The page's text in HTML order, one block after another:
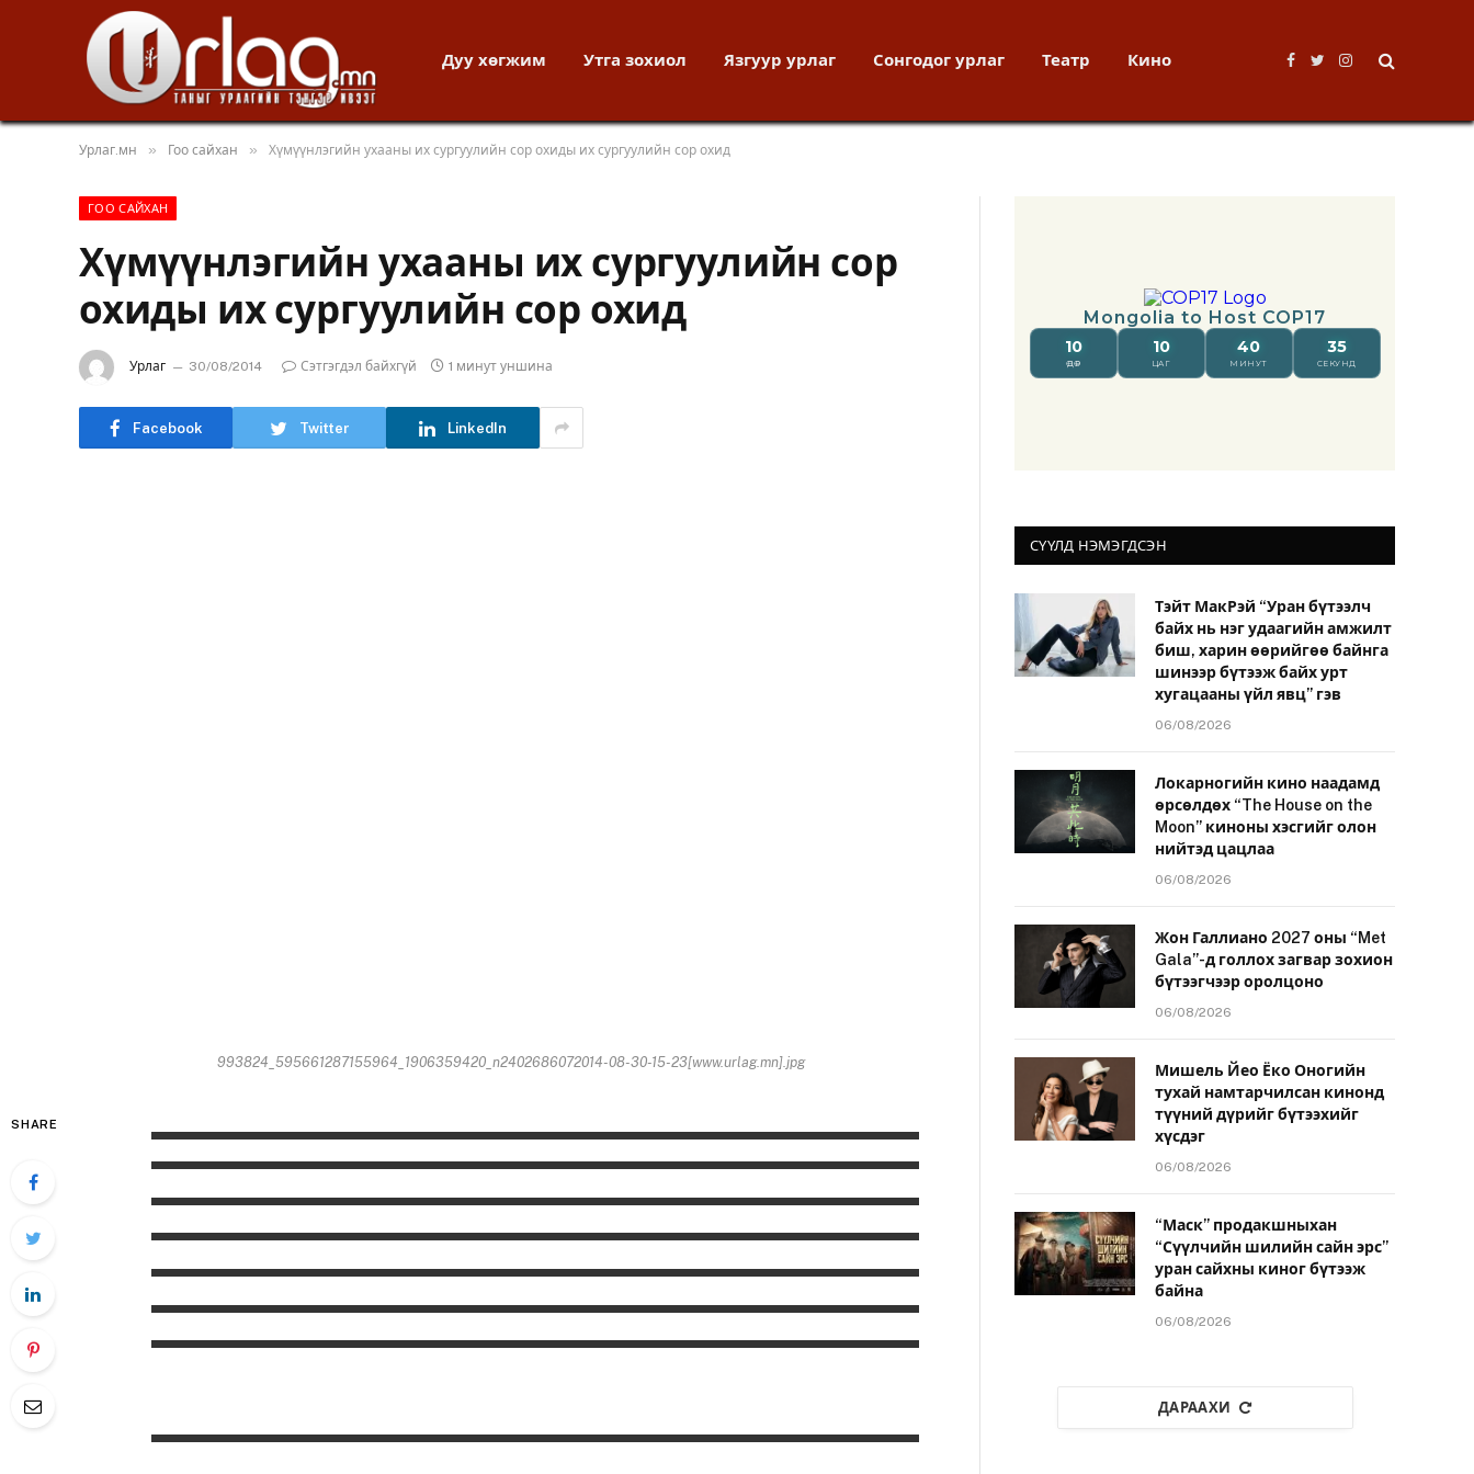
Дуу хөгжим Утга зохиол Язгуур урлаг Сонгодог урлаг Театр Кино
Facebook
TwitterInstagram
Урлаг.мн » Гоо сайхан » Хүмүүнлэгийн ухааны их сургуулийн сор охиды их сургуулийн сор охид
ГОО САЙХАН
Хүмүүнлэгийн ухааны их сургуулийн сор
охиды их сургуулийн сор охид
Урлаг 30/08/2014 Сэтгэгдэл байхгүй 1 минут уншина
Facebook Twitter LinkedIn
993824_595661287155964_1906359420_n2402686072014-08-30-15-23[www.urlag.mn].jpg
SHARE
СҮҮЛД НЭМЭГДСЭН
Тэйт МакРэй “Уран бүтээлч
байх нь нэг удаагийн амжилт
биш, харин өөрийгөө байнга
шинээр бүтээж байх урт
хугацааны үйл явц” гэв
06/08/2026
Локарногийн кино наадамд
өрсөлдөх “The House on the
Moon” киноны хэсгийг олон
нийтэд цацлаа
06/08/2026
Жон Галлиано 2027 оны “Met
Gala”-д голлох загвар зохион
бүтээгчээр оролцоно
06/08/2026
Мишель Йео Ёко Оногийн
тухай намтарчилсан кинонд
түүний дүрийг бүтээхийг
хүсдэг
06/08/2026
“Маск” продакшныхан
“Сүүлчийн шилийн сайн эрс”
уран сайхны киног бүтээж
байна
06/08/2026
ДАРААХИ